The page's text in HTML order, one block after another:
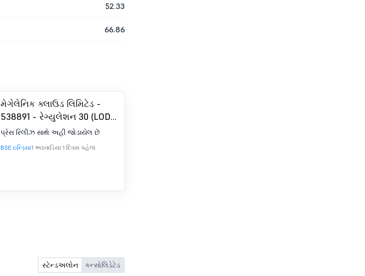
52.33
66.86
મેગેલેનિક ક્લાઉડ લિમિટેડ -
538891 - રેગ્યુલેશન 30 (LODR)
હેઠળ જાહેરાત - પ્રેસ રિલીઝ /
મીડિયા રિલીઝ
પ્રેસ રિલીઝ સાથે અહીં જોડાયેલ છે
BSE ઇન્ડિયા1 અઠવાડિયા 1 દિવસ પહેલાં
સ્ટેન્ડઅલોન કન્સોલિડેટેડ